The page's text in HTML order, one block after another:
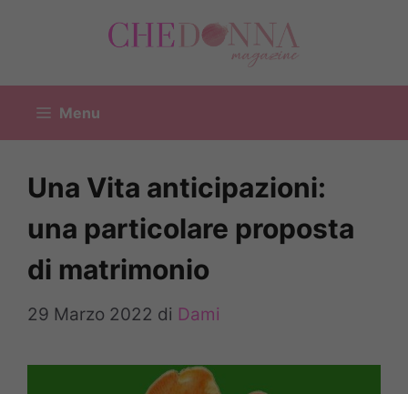
Menu
Una Vita anticipazioni:
una particolare proposta
di matrimonio
29 Marzo 2022 di Dami